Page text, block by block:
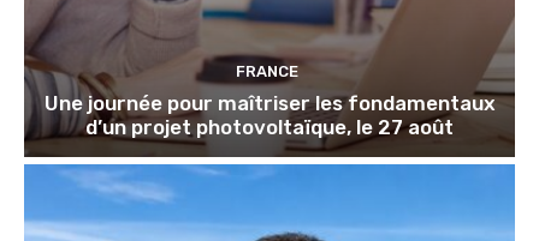
FRANCE
Une journée pour maîtriser les fondamentaux
d’un projet photovoltaïque, le 27 août